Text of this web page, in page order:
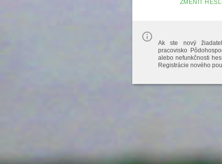
ZMENIŤ
Ak ste nový
pracovisko
alebo nefunkčnosti
Registrácie nového